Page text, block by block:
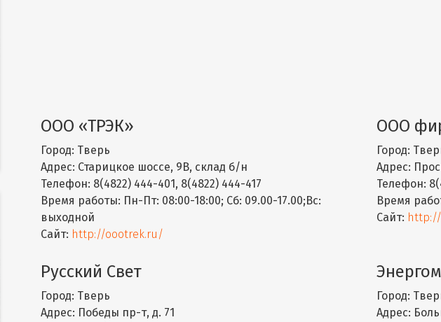
ООО «ТРЭК»
Город: Тверь
Адрес: Старицкое шоссе, 9В, склад б/н
Телефон: 8(4822) 444-401, 8(4822) 444-417
Время работы:
выходной
Сайт: http://oootrek.ru/
ООО
Город:
Адрес:
Телефон:
Время
Сайт:
Русский Свет
Город: Тверь
Адрес: Победы пр-т, д. 71
Город:
Адрес: